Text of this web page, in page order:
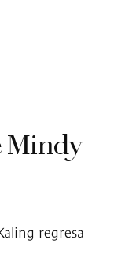
Mindy
regresa